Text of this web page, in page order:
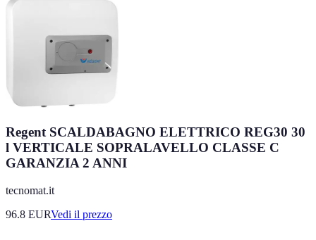
Regent SCALDABAGNO ELETTRICO REG30 30
l VERTICALE SOPRALAVELLO CLASSE C
GARANZIA 2 ANNI
tecnomat.it
96.8 EURVedi il prezzo